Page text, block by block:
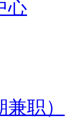
心
职）